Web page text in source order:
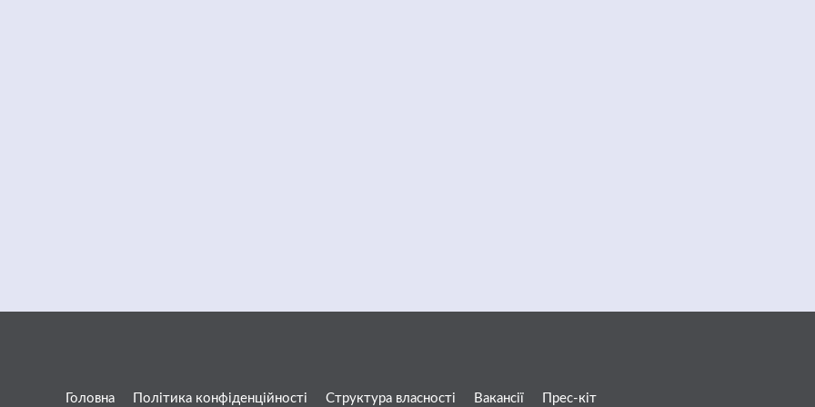
Головна Політика конфіденційності Структура власності Вакансії Прес-кіт